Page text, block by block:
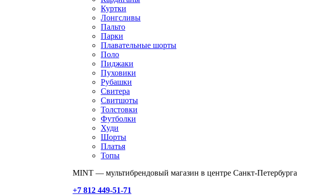
Куртки
Лонгсливы
Пальто
Парки
Плавательные шорты
Поло
Пиджаки
Пуховики
Рубашки
Свитера
Свитшоты
Толстовки
Футболки
Худи
Шорты
Платья
Топы
MINT — мультибрендовый магазин в центре Санкт-Петербурга
+7 812 449-51-71